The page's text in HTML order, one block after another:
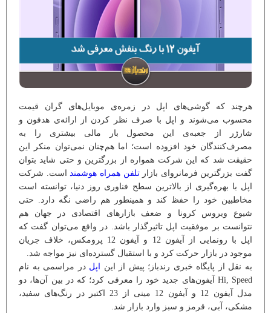
هرچند که گوشی‌های اپل در زمره‌ی موبایل‌های گران قیمت
محسوب می‌شوند و اپل با صرف نظر کردن از ارائه‌ی هدفون و
شارژر از جعبه‌ی این محصول بار مالی بیشتری را به
مصرف‌کنندگان خود افزوده است؛ اما هم‌چنان نمی‌توان منکر این
حقیقت شد که این شرکت همواره از بزرگترین و حتی شاید بتوان
گفت بزرگترین فرمانروای بازارتلفن همراه هوشمند است. شرکت
اپل با بهره‌گیری از بالاترین سطح فناوری روز دنیا، توانسته است
مخاطبین خود را حفظ کند و همینطور هم راضی نگه دارد. حتی
شیوع ویروس کرونا و ضعف بازارهای اقتصادی در جهان هم
نتوانست بر موفقیت اپل تاثیرگذار باشد. در واقع می‌توان گفت که
اپل با رونمایی از آیفون 12 و آیفون 12 پرومکس، خلاف جریان
موجود در بازار حرکت کرد و با استقبال گسترده‌ای نیز مواجه شد.
به نقل از پایگاه خبری رندباز؛ پیش از این اپل در مراسمی به نام
Hi, Speed آیفون‌های جدید خود را معرفی کرد؛ که در بین آن‌ها، دو
مدل آیفون 12 و آیفون 12 مینی از 23 اکتبر در رنگ‌های سفید،
مشکی، آبی، قرمز و سبز وارد بازار شد.